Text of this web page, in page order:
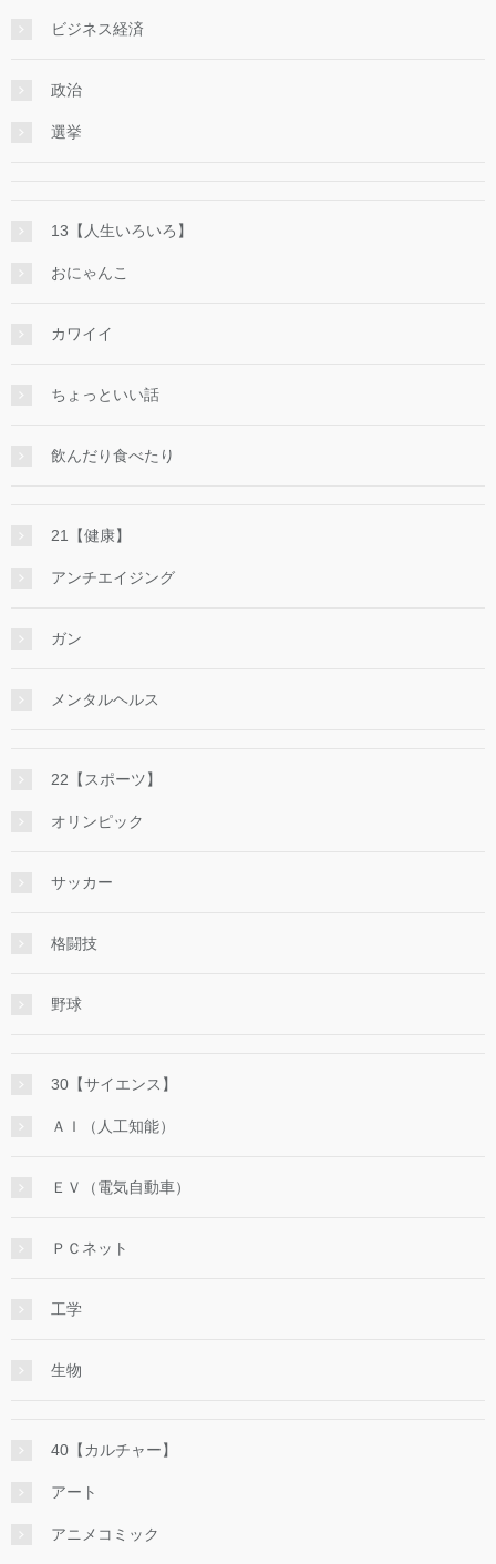
ビジネス経済
政治
選挙
13【人生いろいろ】
おにゃんこ
カワイイ
ちょっといい話
飲んだり食べたり
21【健康】
アンチエイジング
ガン
メンタルヘルス
22【スポーツ】
オリンピック
サッカー
格闘技
野球
30【サイエンス】
ＡＩ（人工知能）
ＥＶ（電気自動車）
ＰＣネット
工学
生物
40【カルチャー】
アート
アニメコミック